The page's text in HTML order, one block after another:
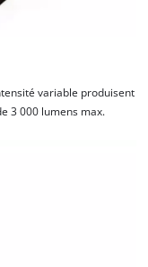
variable produisent
3 000 lumens max.